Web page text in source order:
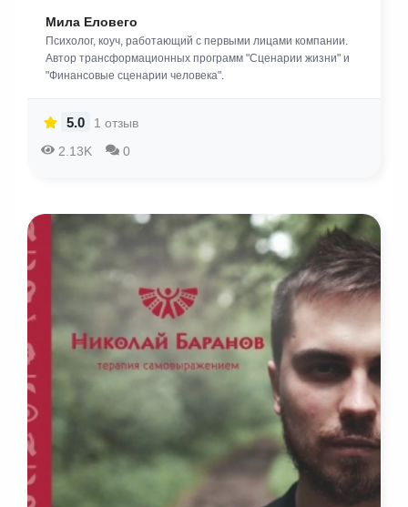
Мила Еловего
Психолог, коуч, работающий с первыми лицами компании.
Автор трансформационных программ "Сценарии жизни" и
"Финансовые сценарии человека".
2.13K 0
5.0 1 отзыв